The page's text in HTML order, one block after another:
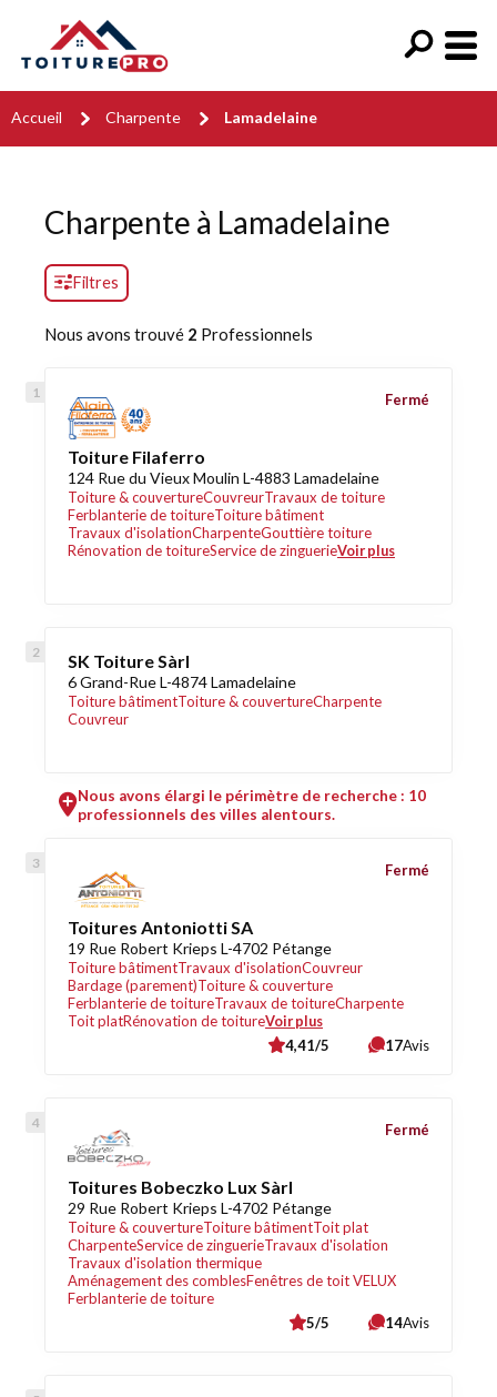
Accueil Charpente Lamadelaine
Charpente à Lamadelaine
Filtres
Nous avons trouvé 2 Professionnels
Toiture Filaferro
124 Rue du Vieux Moulin L-4883 Lamadelaine
Toiture & couvertureCouvreurTravaux de toiture
Ferblanterie de toitureToiture bâtiment
Travaux d'isolationCharpenteGouttière toiture
Rénovation de toitureService de zinguerieVoir plus
Fermé
SK Toiture Sàrl
6 Grand-Rue L-4874 Lamadelaine
Toiture bâtimentToiture & couvertureCharpente
Couvreur
Nous avons élargi le périmètre de recherche : 10
professionnels des villes alentours.
Toitures Antoniotti SA
19 Rue Robert Krieps L-4702 Pétange
Toiture bâtimentTravaux d'isolationCouvreur
Bardage (parement)Toiture & couverture
Ferblanterie de toitureTravaux de toitureCharpente
Toit platRénovation de toitureVoir plus
Fermé
4,41/5 17Avis
Toitures Bobeczko Lux Sàrl
29 Rue Robert Krieps L-4702 Pétange
Toiture & couvertureToiture bâtimentToit plat
CharpenteService de zinguerieTravaux d'isolation
Travaux d'isolation thermique
Aménagement des comblesFenêtres de toit VELUX
Ferblanterie de toiture
Fermé
5/5 14Avis